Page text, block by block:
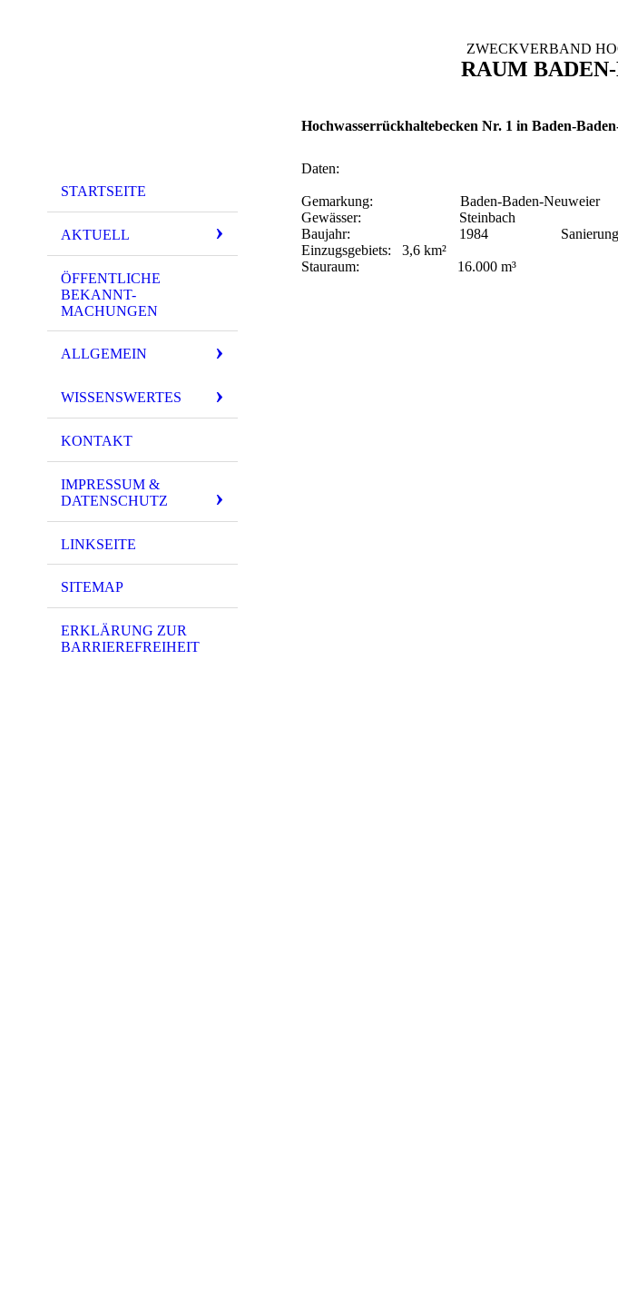
STARTSEITE
AKTUELL
ÖFFENTLICHE
BEKANNT-
MACHUNGEN
ALLGEMEIN
WISSENSWERTES
KONTAKT
IMPRESSUM &
DATENSCHUTZ
LINKSEITE
SITEMAP
ERKLÄRUNG ZUR
BARRIEREFREIHEIT
ZWECKVERBAND
RAUM
Hochwasserrückhaltebecken Nr. 1 in Baden-
Daten:
Gemarkung: Baden-Baden-Neuweier
Gewässer: Steinbach
Baujahr: 1984
Einzugsgebiets: 3,6 km²
Stauraum: 16.000 m³